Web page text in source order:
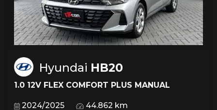
Hyundai HB20
1.0 12V FLEX COMFORT PLUS MANUAL
2024/2025 44.862 km